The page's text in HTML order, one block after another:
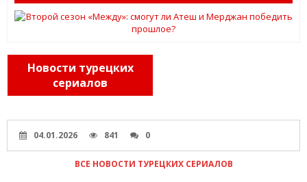
Новости турецких
сериалов
04.01.2026 841 0
ВСЕ НОВОСТИ ТУРЕЦКИХ СЕРИАЛОВ